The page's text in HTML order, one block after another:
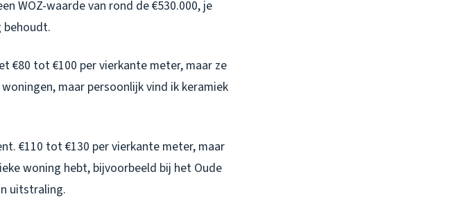
WOZ-waarde van rond de €530.000, je
behoudt.
€80 tot €100 per vierkante meter, maar ze
maar persoonlijk vind ik keramiek
€110 tot €130 per vierkante meter, maar
woning hebt, bijvoorbeeld bij het Oude
uitstraling.